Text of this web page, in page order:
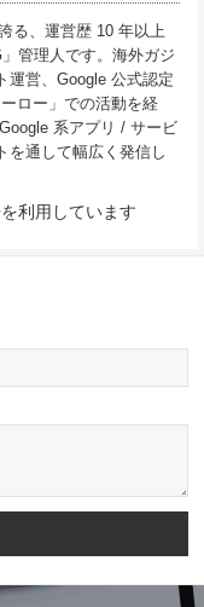
る、運営歴 10 年以上
管理人です。海外ガジ
運営、Google 公式認定
ロー」での活動を経
系アプリ / サービ
を通して幅広く発信し
利用しています